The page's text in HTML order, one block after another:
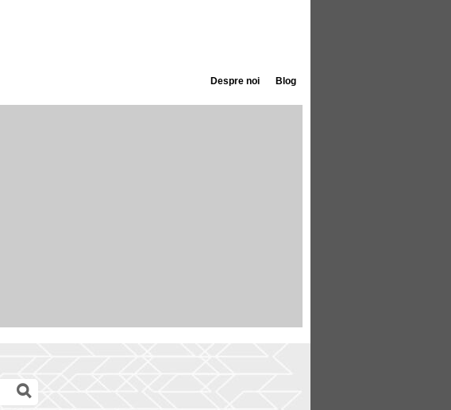
Blog
Despre noi